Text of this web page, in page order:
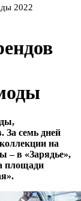
2022
За семь дней
на
– в «Зарядье»,
площади